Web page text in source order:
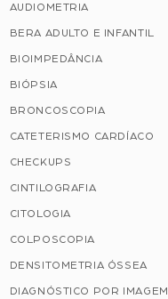
AUDIOMETRIA
BERA ADULTO E INFANTIL
BIOIMPEDÂNCIA
BIÓPSIA
BRONCOSCOPIA
CATETERISMO CARDÍACO
CHECKUPS
CINTILOGRAFIA
CITOLOGIA
COLPOSCOPIA
DENSITOMETRIA ÓSSEA
DIAGNÓSTICO POR IMAGEM